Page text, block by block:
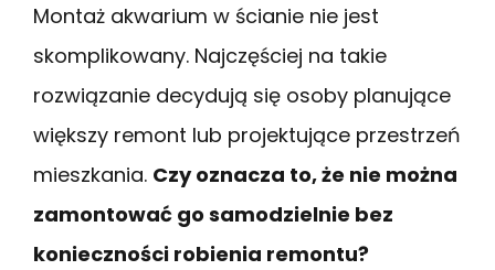
Montaż akwarium w ścianie nie jest
skomplikowany. Najczęściej na takie
rozwiązanie decydują się osoby planujące
większy remont lub projektujące przestrzeń
mieszkania. Czy oznacza to, że nie można
zamontować go samodzielnie bez
konieczności robienia remontu?